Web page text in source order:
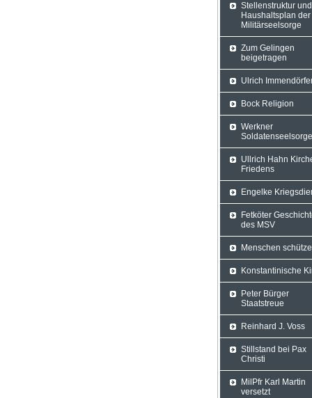
Stellenstruktur und
Haushaltsplan der
Militärseelsorge
Zum Gelingen
beigetragen
Ulrich
Bock Religion
Werkner
Soldatenseelsorge
Ullrich Hahn
Friedens
Engelke
Fetköter
des MSV
Menschen
Konstantinische
Peter Bürger
Staatstreue
Reinhard J. Voss
Stillstand bei Pax
Christi
MilPfr Karl Martin
versetzt